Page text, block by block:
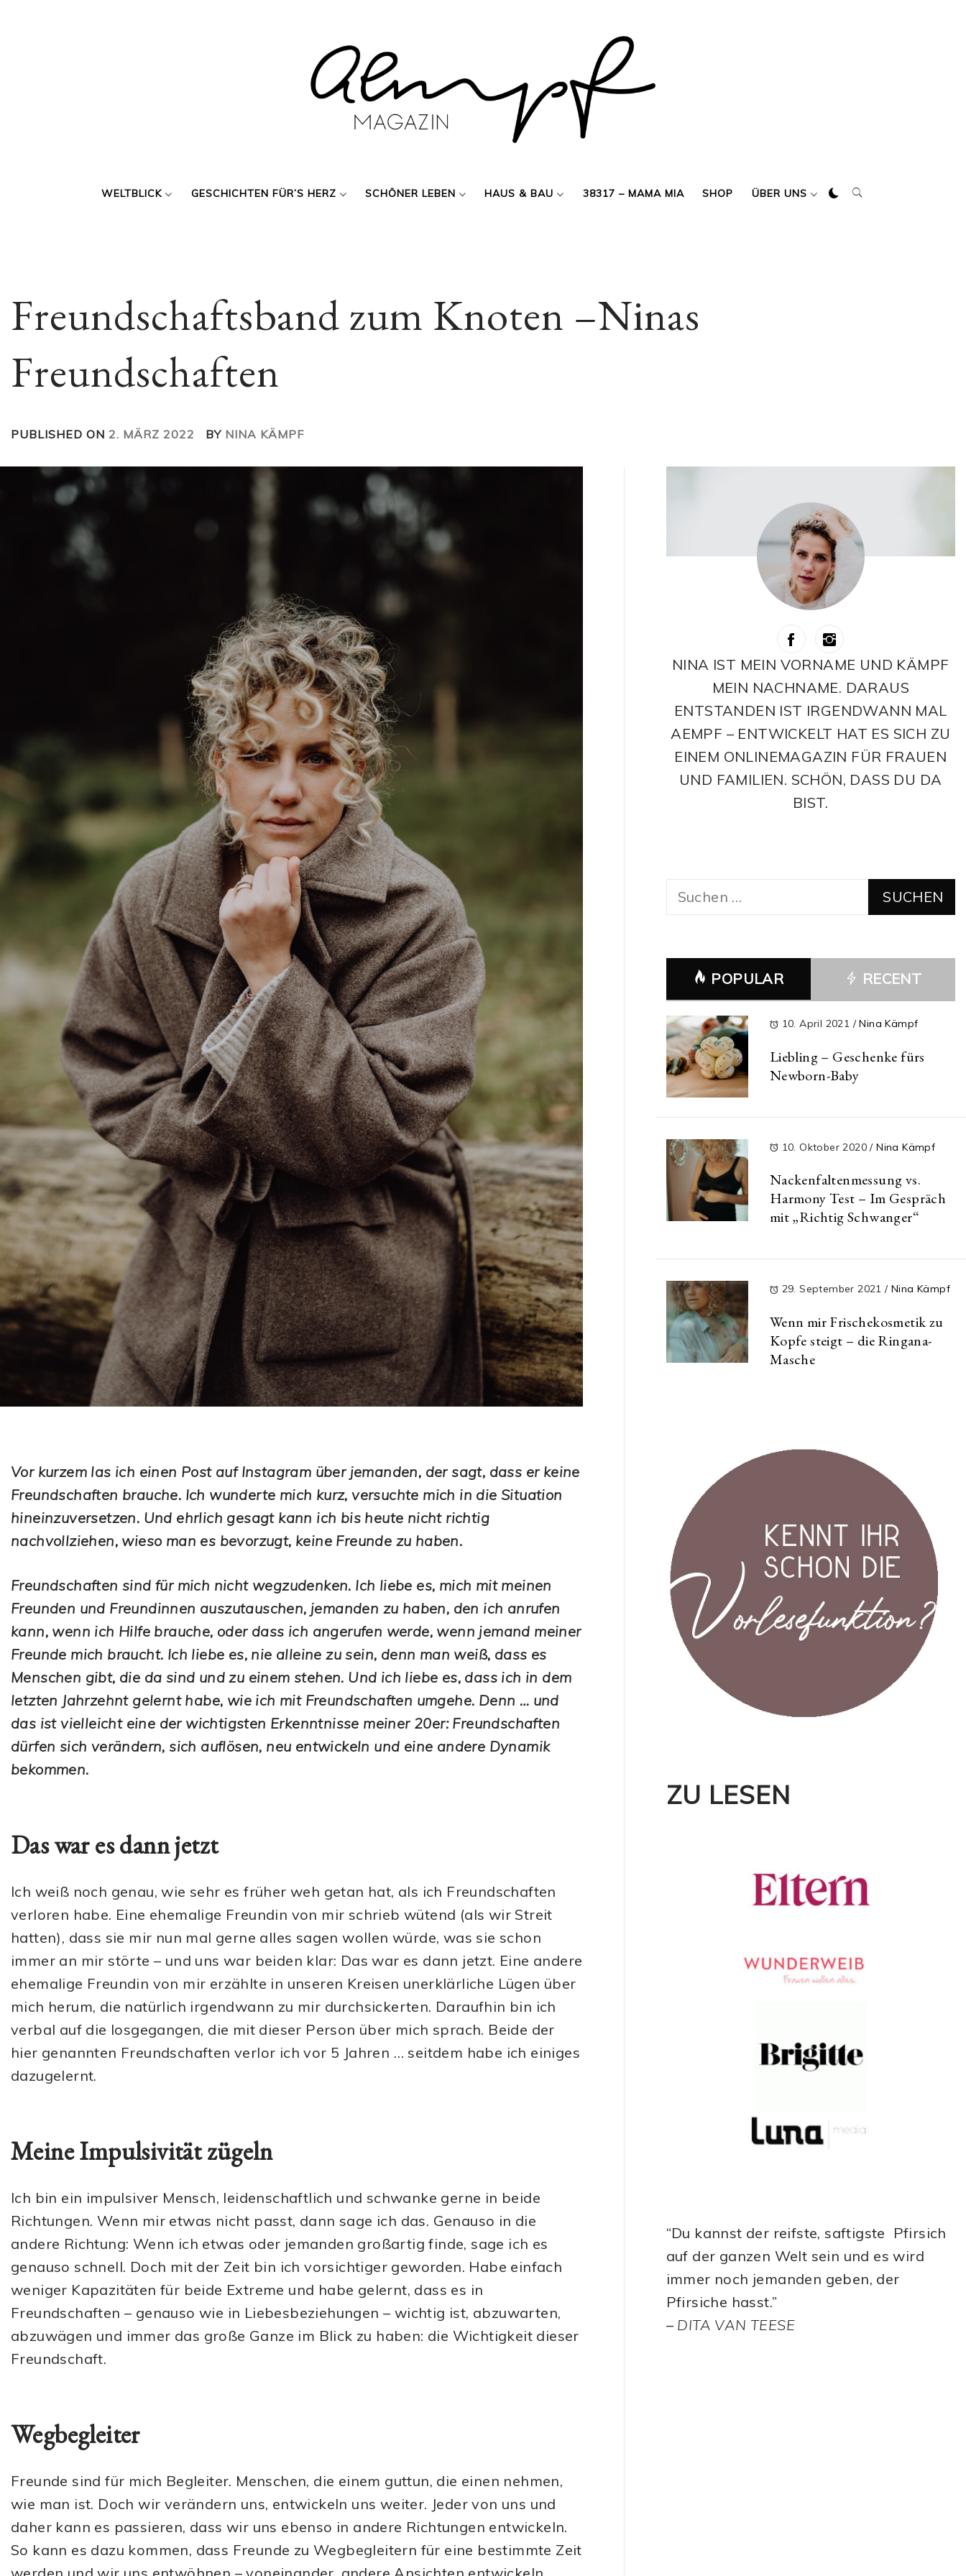
WELTBLICK GESCHICHTEN FÜR’S HERZ SCHÖNER LEBEN HAUS & BAU 38317 – MAMA MIA SHOP ÜBER UNS
Freundschaftsband zum Knoten –Ninas
Freundschaften
PUBLISHED ON 2. MÄRZ 2022 BY NINA KÄMPF
Vor kurzem las ich einen Post auf Instagram über jemanden, der sagt, dass er keine
Freundschaften brauche. Ich wunderte mich kurz, versuchte mich in die Situation
hineinzuversetzen. Und ehrlich gesagt kann ich bis heute nicht richtig
nachvollziehen, wieso man es bevorzugt, keine Freunde zu haben.
Freundschaften sind für mich nicht wegzudenken. Ich liebe es, mich mit meinen
Freunden und Freundinnen auszutauschen, jemanden zu haben, den ich anrufen
kann, wenn ich Hilfe brauche, oder dass ich angerufen werde, wenn jemand meiner
Freunde mich braucht. Ich liebe es, nie alleine zu sein, denn man weiß, dass es
Menschen gibt, die da sind und zu einem stehen. Und ich liebe es, dass ich in dem
letzten Jahrzehnt gelernt habe, wie ich mit Freundschaften umgehe. Denn … und
das ist vielleicht eine der wichtigsten Erkenntnisse meiner 20er: Freundschaften
dürfen sich verändern, sich auflösen, neu entwickeln und eine andere Dynamik
bekommen.
Das war es dann jetzt
Ich weiß noch genau, wie sehr es früher weh getan hat, als ich Freundschaften
verloren habe. Eine ehemalige Freundin von mir schrieb wütend (als wir Streit
hatten), dass sie mir nun mal gerne alles sagen wollen würde, was sie schon
immer an mir störte – und uns war beiden klar: Das war es dann jetzt. Eine andere
ehemalige Freundin von mir erzählte in unseren Kreisen unerklärliche Lügen über
mich herum, die natürlich irgendwann zu mir durchsickerten. Daraufhin bin ich
verbal auf die losgegangen, die mit dieser Person über mich sprach. Beide der
hier genannten Freundschaften verlor ich vor 5 Jahren … seitdem habe ich einiges
dazugelernt.
Meine Impulsivität zügeln
Ich bin ein impulsiver Mensch, leidenschaftlich und schwanke gerne in beide
Richtungen. Wenn mir etwas nicht passt, dann sage ich das. Genauso in die
andere Richtung: Wenn ich etwas oder jemanden großartig finde, sage ich es
genauso schnell. Doch mit der Zeit bin ich vorsichtiger geworden. Habe einfach
weniger Kapazitäten für beide Extreme und habe gelernt, dass es in
Freundschaften – genauso wie in Liebesbeziehungen – wichtig ist, abzuwarten,
abzuwägen und immer das große Ganze im Blick zu haben: die Wichtigkeit dieser
Freundschaft.
Wegbegleiter
Freunde sind für mich Begleiter. Menschen, die einem guttun, die einen nehmen,
wie man ist. Doch wir verändern uns, entwickeln uns weiter. Jeder von uns und
daher kann es passieren, dass wir uns ebenso in andere Richtungen entwickeln.
So kann es dazu kommen, dass Freunde zu Wegbegleitern für eine bestimmte Zeit
NINA IST MEIN VORNAME UND KÄMPF
MEIN NACHNAME. DARAUS
ENTSTANDEN IST IRGENDWANN MAL
AEMPF – ENTWICKELT HAT ES SICH ZU
EINEM ONLINEMAGAZIN FÜR FRAUEN
UND FAMILIEN. SCHÖN, DASS DU DA
BIST.
Suchen
POPULAR RECENT
10. April 2021 / Nina Kämpf
Liebling – Geschenke fürs
Newborn-Baby
10. Oktober 2020/ Nina Kämpf
Nackenfaltenmessung vs.
Harmony Test – Im Gespräch
mit „Richtig Schwanger“
29. September 2021/ Nina Kämpf
Wenn mir Frischekosmetik zu
Kopfe steigt – die Ringana-
Masche
ZU LESEN
“Du kannst der reifste, saftigste Pfirsich
auf der ganzen Welt sein und es wird
immer noch jemanden geben, der
Pfirsiche hasst.”
– DITA VAN TEESE